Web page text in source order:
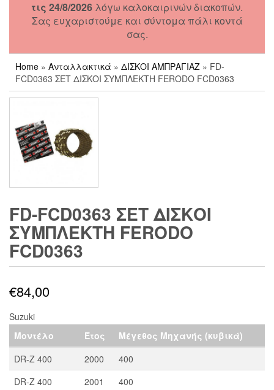
τις 24/8/2026 λόγω καλοκαιρινών διακοπών.
Σας ευχαριστούμε και σύντομα πάλι κοντά
σας.
Home » Ανταλλακτικά » ΔΙΣΚΟΙ ΑΜΠΡΑΓΙΑΖ » FD-
FCD0363 ΣΕΤ ΔΙΣΚΟΙ ΣΥΜΠΛΕΚΤΗ FERODO FCD0363
FD-FCD0363 ΣΕΤ ΔΙΣΚΟΙ
ΣΥΜΠΛΕΚΤΗ FERODO
FCD0363
€84,00
Suzuki
Μοντέλο
Έτος
Μέγεθος Μηχανής (κυβικά)
DR-Z 400
2000
400
DR-Z 400
2001
400